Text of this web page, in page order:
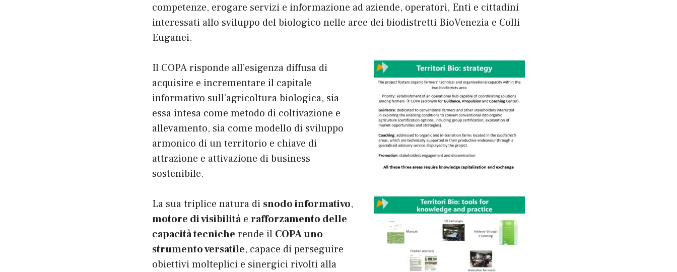
competenze, erogare servizi e informazione ad aziende, operatori, Enti e cittadini
interessati allo sviluppo del biologico nelle aree dei biodistretti BioVenezia e Colli
Euganei.
Il COPA risponde all’esigenza diffusa di
acquisire e incrementare il capitale
informativo sull’agricoltura biologica, sia
essa intesa come metodo di coltivazione e
allevamento, sia come modello di sviluppo
armonico di un territorio e chiave di
attrazione e attivazione di business
sostenibile.
La sua triplice natura di snodo informativo,
motore di visibilitàe rafforzamento delle
capacità tecniche rende il COPA uno
strumento versatile, capace di perseguire
obiettivi molteplici e sinergici rivolti alla